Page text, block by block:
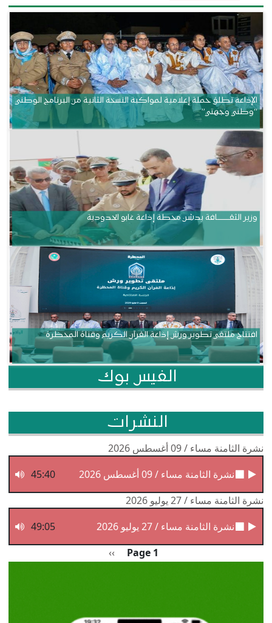
الإذاعة تطلق حملة إعلامية لمواكبة النسخة الثانية من البرنامج الوطني
“وطني وجهتي”
وزير الثقــــــــــافة يدشن محطة إذاعة غابو الحدودية
افتتاح ملتقى تطوير ورش إذاعة القرآن الكريم وقناة المحظرة
الفيس بوك
النشرات
نشرة الثامنة مساء / 09 أغسطس 2026
نشرة الثامنة مساء / 09 أغسطس 2026
45:40
نشرة الثامنة مساء / 27 يوليو 2026
نشرة الثامنة مساء / 27 يوليو 2026
49:05
Page 1 الصفحة التالية
››